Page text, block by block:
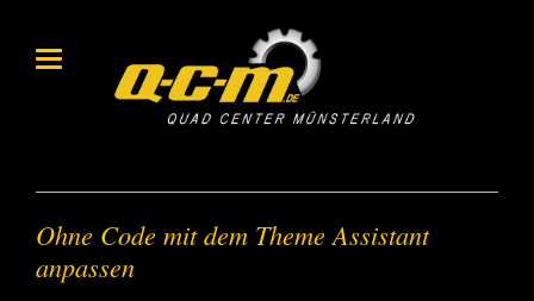
Ohne Code mit dem Theme Assistant
anpassen